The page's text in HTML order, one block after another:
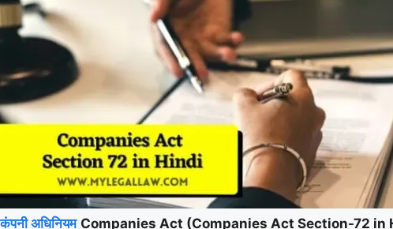
कंपनी अधिनियम Companies Act (Companies Act Section-72